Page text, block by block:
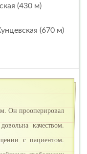
(430 м)
(670 м)
Он прооперировал
качеством.
с пациентом.